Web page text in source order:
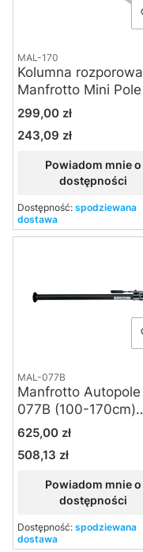
MAL-170
Kolumna rozporowa
Manfrotto Mini Pole
(330 cm)
Cena
299,00 zł
Cena
243,09 zł
Powiadom mnie o
dostępności
Dostępność: spodziewana
dostawa
MAL-077B
Manfrotto Autopole
077B (100-170cm)
czarna
Cena
625,00 zł
Cena
508,13 zł
Powiadom mnie o
dostępności
Dostępność: spodziewana
dostawa